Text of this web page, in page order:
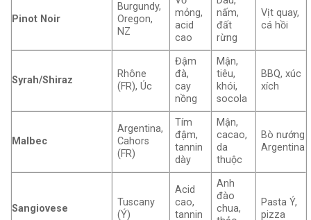
Pinot Noir
Burgundy,
Oregon,
NZ
mỏng,
acid
cao
nấm,
đất
rừng
Vịt quay,
cá hồi
Syrah/Shiraz
Rhône
(FR), Úc
Đậm
đà,
cay
nồng
Mận,
tiêu,
khói,
socola
BBQ, xúc
xích
Malbec
Argentina,
Cahors
(FR)
Tím
đậm,
tannin
dày
Mận,
cacao,
da
thuộc
Bò nướng
Argentina
Sangiovese
Tuscany
(Ý)
Acid
cao,
tannin
Anh
đào
chua,
Pasta Ý,
pizza